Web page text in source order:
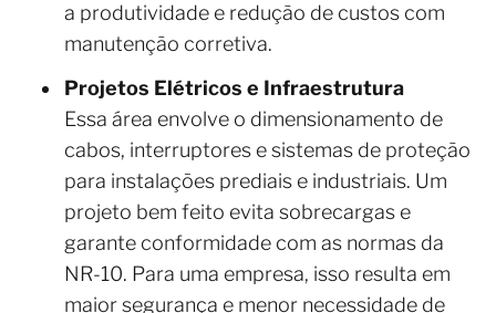
a produtividade e redução de custos com
manutenção corretiva.
Projetos Elétricos e Infraestrutura
Essa área envolve o dimensionamento de
cabos, interruptores e sistemas de proteção
para instalações prediais e industriais. Um
projeto bem feito evita sobrecargas e
garante conformidade com as normas da
NR-10. Para uma empresa, isso resulta em
maior segurança e menor necessidade de